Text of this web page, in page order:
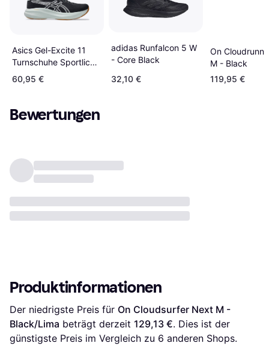
Asics Gel-Excite 11
Turnschuhe Sportlich -
Schwarz
60,95 €
adidas Runfalcon 5 W
- Core Black
32,10 €
On
M - Black
119,95 €
Bewertungen
Produktinformationen
Der niedrigste Preis für On Cloudsurfer Next M -
Black/Lima beträgt derzeit 129,13 €. Dies ist der
günstigste Preis im Vergleich zu 6 anderen Shops.